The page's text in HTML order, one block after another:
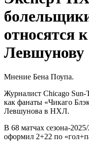
относятся
Левшунову
Мнение Бена Поупа.
Журналист Chicago Sun-
как фанаты «Чикаго
Левшунова в НХЛ.
В 68 матчах сезона-
оформил 2+22 по